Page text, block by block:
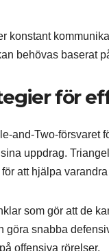
konstant
behövas baserat
för
and-Two-försvaret
uppdrag.
att hjälpa
som gör att de
göra snabba
offensiva rörelser.